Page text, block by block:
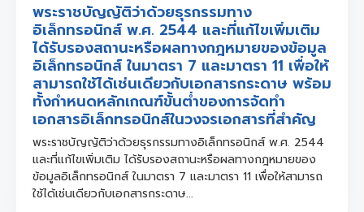
พระราชบัญญัติว่าด้วยธุรกรรมทาง
อิเล็กทรอนิกส์ พ.ศ. 2544 และที่แก้ไขเพิ่มเติม
ได้รับรองสถานะหรือผลทางกฎหมายของข้อมูล
อิเล็กทรอนิกส์ ในมาตรา 7 และมาตรา 11 เพื่อให้
สามารถใช้ได้เช่นเดียวกับเอกสารกระดาษ พร้อม
ทั้งกำหนดหลักเกณฑ์ขั้นต่ำของการจัดทำ
เอกสารอิเล็กทรอนิกส์ในวงจรเอกสารที่สำคัญ
พระราชบัญญัติว่าด้วยธุรกรรมทางอิเล็กทรอนิกส์ พ.ศ. 2544
และที่แก้ไขเพิ่มเติม ได้รับรองสถานะหรือผลทางกฎหมายของ
ข้อมูลอิเล็กทรอนิกส์ ในมาตรา 7 และมาตรา 11 เพื่อให้สามารถ
ใช้ได้เช่นเดียวกับเอกสารกระดาษ...